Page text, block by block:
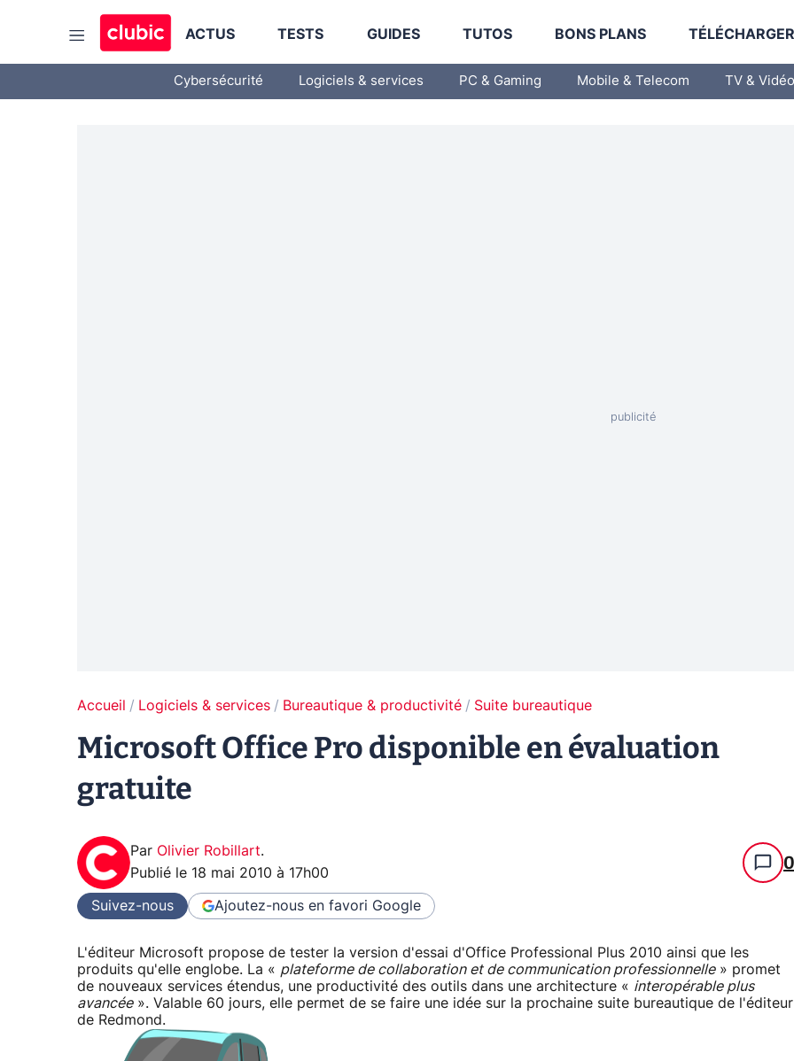
ACTUS TESTS GUIDES TUTOS BONS PLANS
Cybersécurité Logiciels & services PC & Gaming Mobile & Telecom TV & Vidéo
Accueil Logiciels & services Bureautique & productivité Suite bureautique
Microsoft Office Pro disponible en évaluation
gratuite
Par Olivier Robillart.
Publié le 18 mai 2010 à 17h00 0
Suivez-nous Ajoutez-nous en favori Google
L'éditeur Microsoft propose de tester la version d'essai d'Office Professional Plus 2010 ainsi que les
produits qu'elle englobe. La « plateforme de collaboration et de communication professionnelle» promet
de nouveaux services étendus, une productivité des outils dans une architecture « interopérable plus
avancée». Valable 60 jours, elle permet de se faire une idée sur la prochaine suite bureautique de l'éditeur
de Redmond.